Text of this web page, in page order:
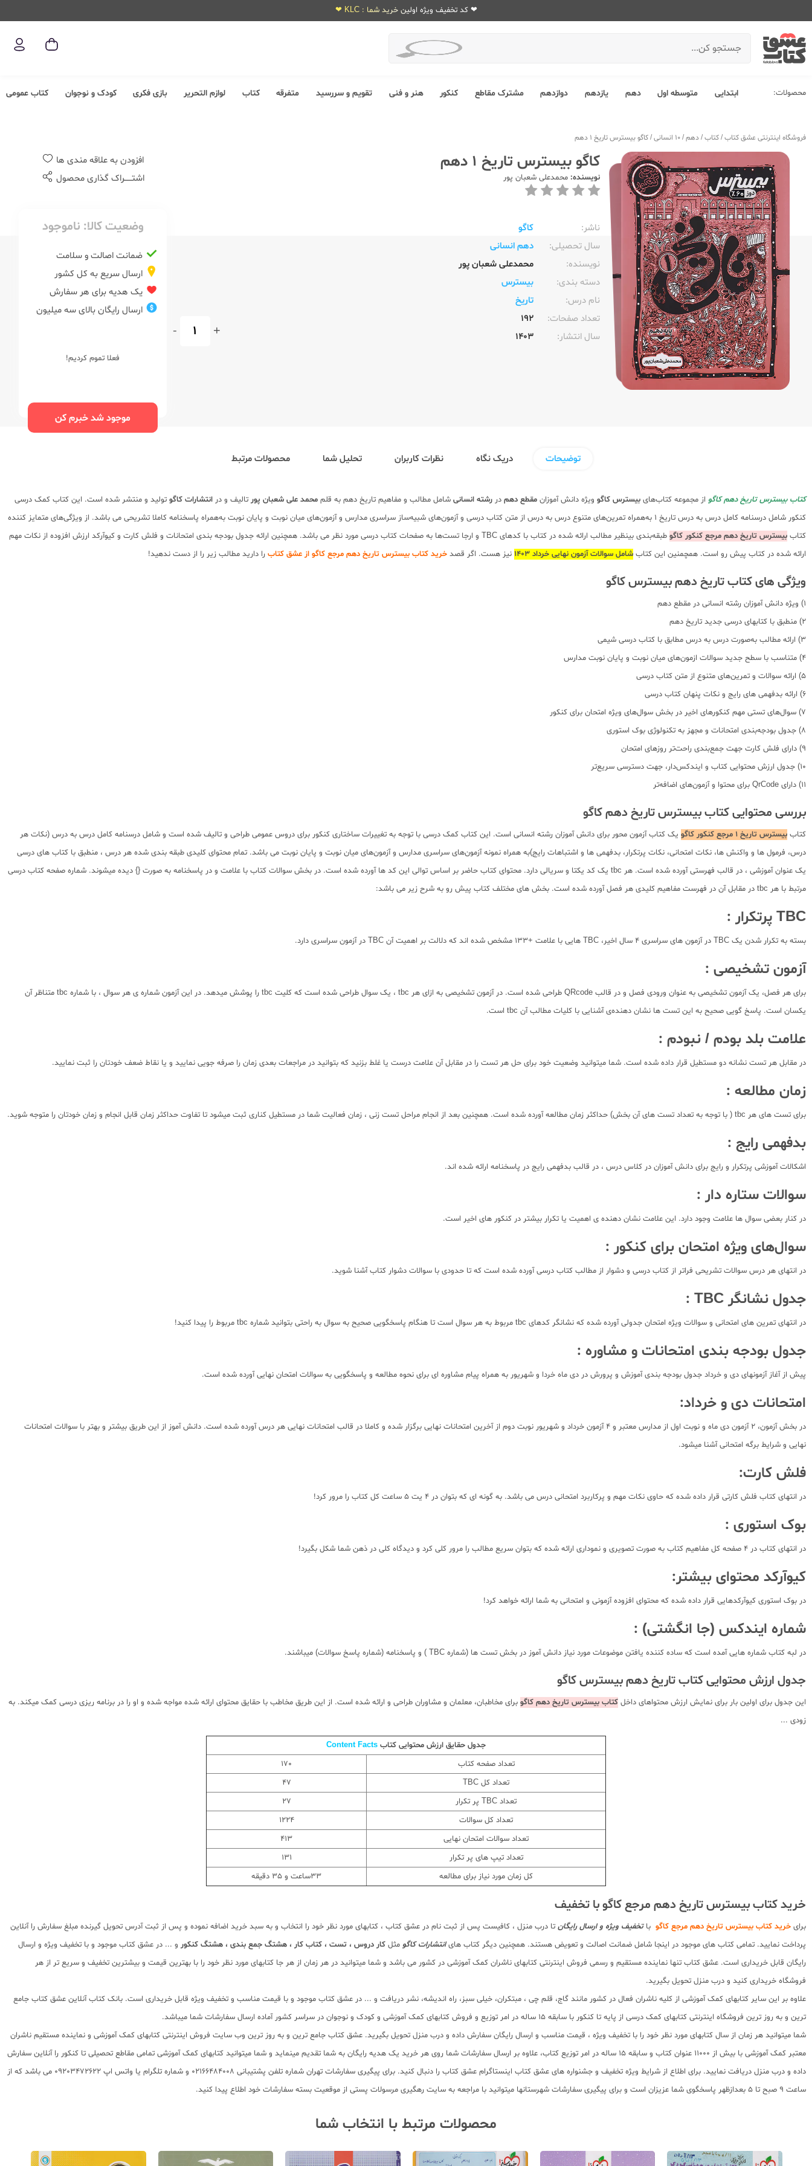
❤ کد تخفیف ویژه اولین خرید شما : KLC ❤
محصولات: ابتدایی متوسطه اول دهم یازدهم دوازدهم مشترک مقاطع کنکور هنر و فنی تقویم و سررسید متفرقه کتاب لوازم التحریر بازی فکری کودک و نوجوان کتاب عمومی
فروشگاه اینترنتی عشق کتاب/کتاب/دهم/10 انسانی /کاگو بیسترس تاریخ 1 دهم
کاگو بیسترس تاریخ 1 دهم
نویسنده: محمدعلی شعبان پور
ناشر:‌
کاگو
سال تحصیلی:‌
دهم انسانی
نویسنده:‌
محمدعلی شعبان پور
دسته بندی:
بیسترس
نام درس:
تاریخ
تعداد صفحات:‌
192
سال انتشار:‌
1403
+
-
افزودن به علاقه مندی ها
اشتــــــراک گذاری محصول
وضعیت کالا: ناموجود
ضمانت اصالت و سلامت
ارسال سریع به کل کشور
یک هدیه برای هر سفارش
ارسال رایگان بالای سه میلیون
فعلا تموم کردیم!
موجود شد خبرم کن
توضیحات دریک نگاه نظرات کاربران تحلیل شما محصولات مرتبط
کتاب بیسترس تاریخ دهم کاگو از مجموعه کتاب‌های بیسترس کاگو ویژه دانش آموزان مقطع دهم در رشته انسانی شامل مطالب و مفاهیم تاریخ دهم به قلم محمد علی شعبان پور تالیف و در انتشارات کاگو تولید و منتشر شده است. این کتاب کمک درسی
کنکور شامل درسنامه کامل درس به درس تاریخ 1 به‌همراه تمرین‌های متنوع درس به درس از متن کتاب درسی و آزمون‌های شبیه‌ساز سراسری مدارس و آزمون‌های میان نوبت و پایان نوبت به‌همراه پاسخنامه کاملا تشریحی می باشد. از ویژگی‌های متمایز کننده
کتاب بیسترس تاریخ دهم مرجع کنکور کاگو
طبقه‌بندی بینظیر مطالب ارائه شده در کتاب با کدهای TBC و ارجا تست‌ها به صفحات کتاب درسی مورد نظر می باشد. همچنین ارائه جدول بودجه بندی امتحانات و فلش کارت و کیوآرکد ارزش افزوده از نکات مهم
ارائه شده در کتاب پیش رو است. همچمنین این کتاب شامل سوالات آزمون نهایی خرداد 1403 نیز هست. اگر قصد خرید کتاب بیسترس تاریخ دهم مرجع کاگو از عشق کتاب را دارید مطالب زیر را از دست ندهید!
ویژگی های کتاب تاریخ دهم بیسترس کاگو
1) ویژه دانش آموزان رشته انسانی در مقطع دهم
2) منطبق با کتابهای درسی جدید تاریخ دهم
3) ارائه مطالب به‌صورت درس به درس مطابق با کتاب درسی شیمی
4) متناسب با سطح جدید سوالات ازمون‌های میان نوبت و پایان نوبت مدارس
5) ارائه سوالات و تمرین‌های متنوع از متن کتاب درسی
6) ارائه بدفهمی های رایج و نکات پنهان کتاب درسی
7) سوال‌های تستی مهم کنکور‌های اخیر در بخش سوال‌های ویژه امتحان برای کنکور
8) جدول بودجه‌بندی امتحانات و مجهز به تکنولوژی بوک استوری
9) دارای فلش کارت جهت جمع‌بندی راحت‌تر روزهای امتحان
10) جدول ارزش محتوایی کتاب و ایندکس‌دار، جهت دسترسی سریع‌تر
11) دارای QrCode برای محتوا و آزمون‌های اضافه‌تر
بررسی محتوایی کتاب بیسترس تاریخ دهم کاگو
کتاب بیسترس تاریخ 1 مرجع کنکور کاگو
یک کتاب آزمون محور برای دانش آموزان رشته انسانی است. این کتاب کمک درسی با توجه به تغییرات ساختاری کنکور برای دروس عمومی طراحی و تالیف شده است و شامل درسنامه کامل درس به درس (نکات هر
درس، فرمول ها و واکنش ها، نکات امتحانی، نکات پرتکرار، بدفهمی ها و اشتباهات رایج)به همراه نمونه آزمون‌های سراسری مدارس و آزمون‌های میان نوبت و پایان نوبت می باشد. تمام محتوای کلیدی طبقه بندی شده هر درس ، منطبق با کتاب های درسی
یک عنوان آموزشی ، در قالب فهرستی آورده شده است. هر tbc یک کد یکتا و سریالی دارد. محتوای کتاب حاضر بر اساس توالی این کد ها آورده شده است. در بخش سوالات کتاب با علامت و در پاسخنامه به صورت {} دیده میشوند. شماره صفحه کتاب درسی
مرتبط با هر tbc در مقابل آن در فهرست مفاهیم کلیدی هر فصل آورده شده است. بخش های مختلف کتاب پیش رو به شرح زیر می باشد:
TBC پرتکرار :
بسته به تکرار شدن یک TBC در آزمون های سراسری 4 سال اخیر، TBC هایی با علامت +133 مشخص شده اند که دلالت بر اهمیت آن TBC در آزمون سراسری دارد.
آزمون تشخیصی :
برای هر فصل، یک آزمون تشخیصی به عنوان ورودی فصل و در قالب QRcode طراحی شده است. در آزمون تشخیصی به ازای هر tbc ، یک سوال طراحی شده است که کلیت tbc را پوشش میدهد. در این آزمون شماره ی هر سوال ، با شماره tbc متناظر آن
یکسان است. پاسخ گویی صحیح به این تست ها نشان دهنده‌ی آشنایی با کلیات مطالب آن tbc است.
علامت بلد بودم / نبودم :
در مقابل هر تست نشانه دو مستطیل قرار داده شده است. شما میتوانید وضعیت خود برای حل هر تست را در مقابل آن علامت درست یا غلط بزنید که بتوانید در مراجعات بعدی زمان را صرفه جویی نمایید و یا نقاط ضعف خودتان را ثبت نمایید.
زمان مطالعه :
برای تست های هر tbc ( با توجه به تعداد تست های آن بخش) حداکثر زمان مطالعه آورده شده است. همچنین بعد از انجام مراحل تست زنی ، زمان فعالیت شما در مستطیل کناری ثبت میشود تا تفاوت حداکثر زمان قابل انجام و زمان خودتان را متوجه شوید.
بدفهمی رایج :
اشکالات آموزشی پرتکرار و رایج برای دانش آموزان در کلاس درس ، در قالب بدفهمی رایج در پاسخنامه ارائه شده اند.
سوالات ستاره دار :
در کنار بعضی سوال ها علامت وجود دارد. این علامت نشان دهنده ی اهمیت یا تکرار بیشتر در کنکور های اخیر است.
سوال‌های ویژه امتحان برای کنکور :
در انتهای هر درس سوالات تشریحی فراتر از کتاب درسی و دشوار از مطالب کتاب درسی آورده شده است که تا حدودی با سوالات دشوار کتاب آشنا شوید.
جدول نشانگر TBC :
در انتهای تمرین های امتحانی و سوالات ویژه امتحان جدولی آورده شده که نشانگر کدهای tbc مربوط به هر سوال است تا هنگام پاسخگویی صحیح به سوال به راحتی بتوانید شماره tbc مربوط را پیدا کنید!
جدول بودجه بندی امتحانات و مشاوره :
پیش از آغاز آزمونهای دی و خرداد جدول بودجه بندی آموزش و پرورش در دی ماه خردا و شهریور به همراه پیام مشاوره ای برای نحوه مطالعه و پاسخگویی به سوالات امتحان نهایی آورده شده است.
امتحانات دی و خرداد:
در بخش آزمون، 2 آزمون دی ماه و نوبت اول از مدارس معتبر و 4 آزمون خرداد و شهریور نوبت دوم از آخرین امتحانات نهایی برگزار شده و کاملا در قالب امتحانات نهایی هر درس آورده شده است. دانش آموز از این طریق بیشتر و بهتر با سوالات امتحانات
نهایی و شرایط برگه امتحانی آشنا میشود.
فلش کارت:
در انتهای کتاب فلش کارتی قرار داده شده که حاوی نکات مهم و پرکاربرد امتحانی درس می باشد. به گونه ای که بتوان در 4 یت 5 ساعت کل کتاب را مرور کرد!
بوک استوری :
در انتهای کتاب در 4 صفحه کل مفاهیم کتاب به صورت تصویری و نموداری ارائه شده که بتوان سریع مطالب را مرور کلی کرد و دیدگاه کلی در ذهن شما شکل بگیرد!
کیوآرکد محتوای بیشتر:
در بوک استوری کیوآرکدهایی قرار داده شده که محتوای افزوده آزمونی و امتحانی به شما ارائه خواهد کرد!
شماره ایندکس (جا انگشتی) :
در لبه کتاب شماره هایی آمده است که ساده کننده یافتن موضوعات مورد نیاز دانش آموز در بخش تست ها (شماره TBC ) و پاسخنامه (شماره پاسخ سوالات) میباشند.
جدول ارزش محتوایی کتاب تاریخ دهم بیسترس کاگو
این جدول برای اولین بار برای نمایش ارزش محتواهای داخل کتاب بیسترس تاریخ دهم کاگو برای مخاطبان، معلمان و مشاوران طراحی و ارائه شده است. از این طریق مخاطب با حقایق محتوای ارائه شده مواجه شده و او را در برنامه ریزی درسی کمک میکند. به
زودی ...
جدول حقایق ارزش محتوایی کتاب
تعداد صفحه کتاب
170
تعداد کل TBC
47
تعداد TBC پر تکرار
27
تعداد کل سوالات
1224
تعداد سوالات امتحان نهایی
413
تعداد تیپ های پر تکرار
131
کل زمان مورد نیاز برای مطالعه
33ساعت و 35 دقیقه
خرید کتاب بیسترس تاریخ دهم مرجع کاگو با تخفیف
برای خرید کتاب بیسترس تاریخ دهم مرجع کاگو باتخفیف ویژه و ارسال رایگان تا درب منزل ، کافیست پس از ثبت نام در عشق کتاب ، کتابهای مورد نظر خود را انتخاب و به سبد خرید اضافه نموده و پس از ثبت آدرس تحویل گیرنده مبلغ سفارش را آنلاین
پرداخت نمایید. تمامی کتاب های موجود در اینجا شامل ضمانت اصالت و تعویض هستند. همچنین دیگر کتاب هایانتشارات کاگو مثل کار دروس ، تست ، کتاب کار ، هشتگ جمع بندی ، هشتگ کنکور و ... در عشق کتاب موجود و با تخفیف ویژه و ارسال
رایگان قابل خریداری است. عشق کتاب تنها نماینده مستقیم و رسمی فروش اینترنتی کتابهای ناشران کمک آموزشی در کشور می باشد و شما میتوانید در هر زمان از هر جا کتابهای مورد نظر خود را با بهترین قیمت و بیشترین تخفیف و سریع تر از هر
فروشگاه خریداری کنید و درب منزل تحویل بگیرید.
علاوه بر این سایر کتابهای کمک آموزشی از کلیه ناشران فعال در کشور مانند گاج، قلم چی ، مبتکران، خیلی سبز، راه اندیشه، نشر دریافت و ... در عشق کتاب موجود و با قیمت مناسب و تخفیف ویژه قابل خریداری است. بانک کتاب آنلاین عشق کتاب جامع
ترین و به روز ترین فروشگاه اینترنتی کتابهای کمک درسی از پایه تا کنکور با سابقه 15 ساله در امر توزیع و فروش کتابهای کمک آموزشی و کودک و نوجوان در سراسر کشور آماده ارسال سفارشات شما میباشد.
شما میتوانید هر زمان از سال کتابهای مورد نظر خود را با تخفیف ویژه ، قیمت مناسب و ارسال رایگان سفارش داده و درب منزل تحویل بگیرید. عشق کتاب جامع ترین و به روز ترین وب سایت فروش اینترنتی کتابهای کمک آموزشی و نماینده مستقیم ناشران
معتبر کمک آموزشی با بیش از 11000 عنوان کتاب و سابقه 15 ساله در امر توزیع کتاب، علاوه بر ارسال سفارشات شما روی هر خرید یک هدیه رایگان به شما تقدیم مینماید و شما میتوانید کتابهای کمک آموزشی تمامی مقاطع تحصیلی تا کنکور را آنلاین سفارش
داده و درب منزل دریافت نمایید. برای اطلاع از شرایط ویژه تخفیف و جشنواره های عشق کتاب اینستاگرام عشق کتاب را دنبال کنید. برای پیگیری سفارشات تهران شماره تلفن پشتیبانی 02166484008 و شماره تلگرام یا واتس اپ 09203472622 می باشد که از
ساعت 9 صبح تا 5 بعدازظهر پاسخگوی شما عزیزان است و برای پیگیری سفارشات شهرستانها میتوانید با مراجعه به سایت رهگیری مرسولات پستی از موقعیت بسته سفارشات خود اطلاع پیدا کنید.
محصولات مرتبط با انتخاب شما